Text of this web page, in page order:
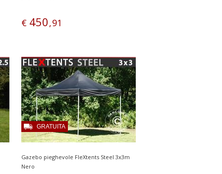
€ 450,91
Gazebo pieghevole FleXtents Steel 3x3m
Nero
GRATUITA